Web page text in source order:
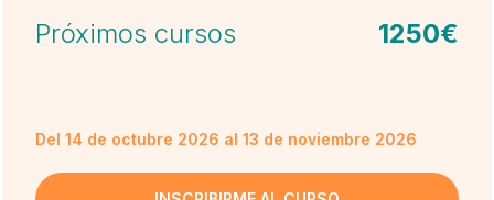
Próximos cursos 1250€
Del 14 de octubre 2026 al 13 de noviembre 2026